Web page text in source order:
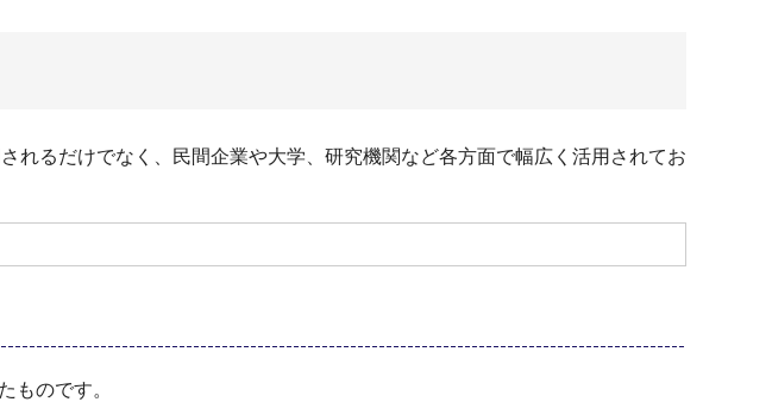
れるだけでなく、⺠間企業や⼤学、研究機関など各⽅⾯で幅広く活⽤されてお
ものです。